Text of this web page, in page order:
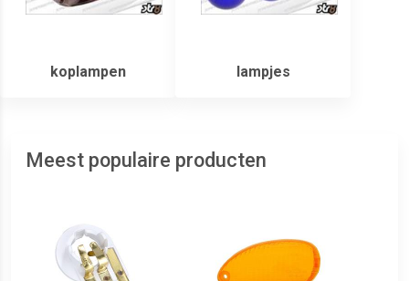
koplampen lampjes
Meest populaire producten